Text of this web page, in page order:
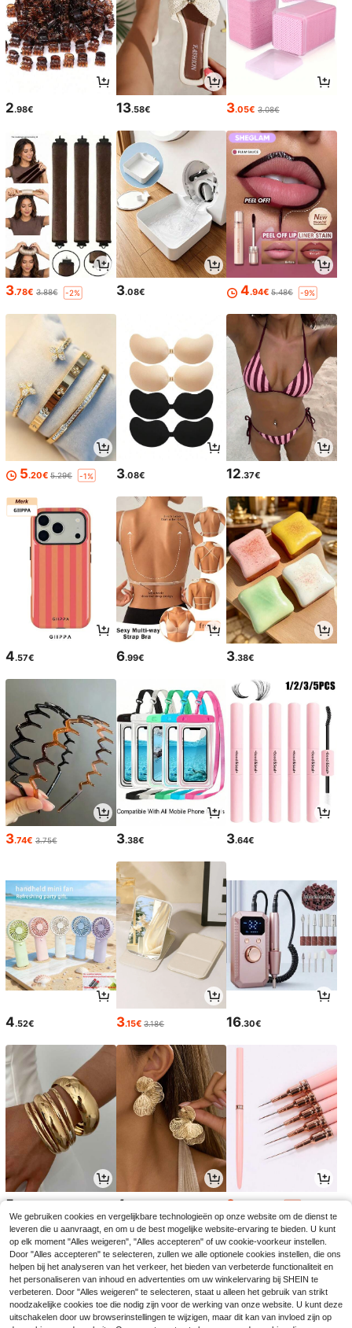
2.98€ 13.58€ 3.05€ 3.08€
3.78€ 3.88€ -2% 3.08€ 4.94€ 5.48€ -9%
5.20€ 5.29€ -1% 3.08€ 12.37€
4.57€ 6.99€ 3.38€
3.74€ 3.75€ 3.38€ 3.64€
4.52€ 3.15€ 3.18€ 16.30€
5 4 3
We gebruiken cookies en vergelijkbare technologieën op onze website om de dienst te
leveren die u aanvraagt, en om u de best mogelijke website-ervaring te bieden. U kunt
op elk moment "Alles weigeren", "Alles accepteren" of uw cookie-voorkeur instellen.
Door "Alles accepteren" te selecteren, zullen we alle optionele cookies instellen, die ons
helpen bij het analyseren van het verkeer, het bieden van verbeterde functionaliteit en
het personaliseren van inhoud en advertenties om uw winkelervaring bij SHEIN te
verbeteren. Door "Alles weigeren" te selecteren, staat u alleen het gebruik van strikt
noodzakelijke cookies toe die nodig zijn voor de werking van onze website. U kunt deze
uitschakelen door uw browserinstellingen te wijzigen, maar dit kan van invloed zijn op